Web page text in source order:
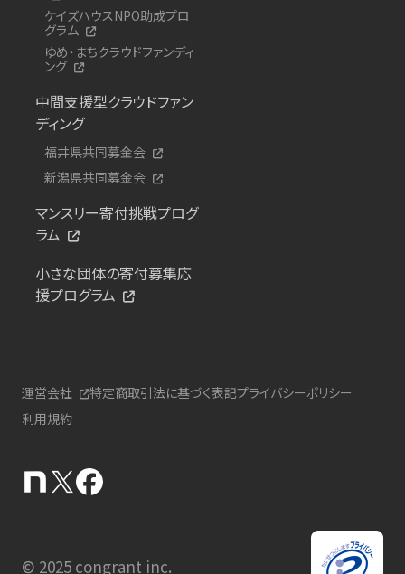
ケイズハウスNPO助成プロ
グラム
ゆめ・まちクラウドファンディ
ング
中間支援型クラウドファン
ディング
福井県共同募金会
新潟県共同募金会
マンスリー寄付挑戦プログ
ラム
小さな団体の寄付募集応
援プログラム
運営会社 特定商取引法に基づく表記プライバシーポリシー
利用規約
© 2025 congrant inc.